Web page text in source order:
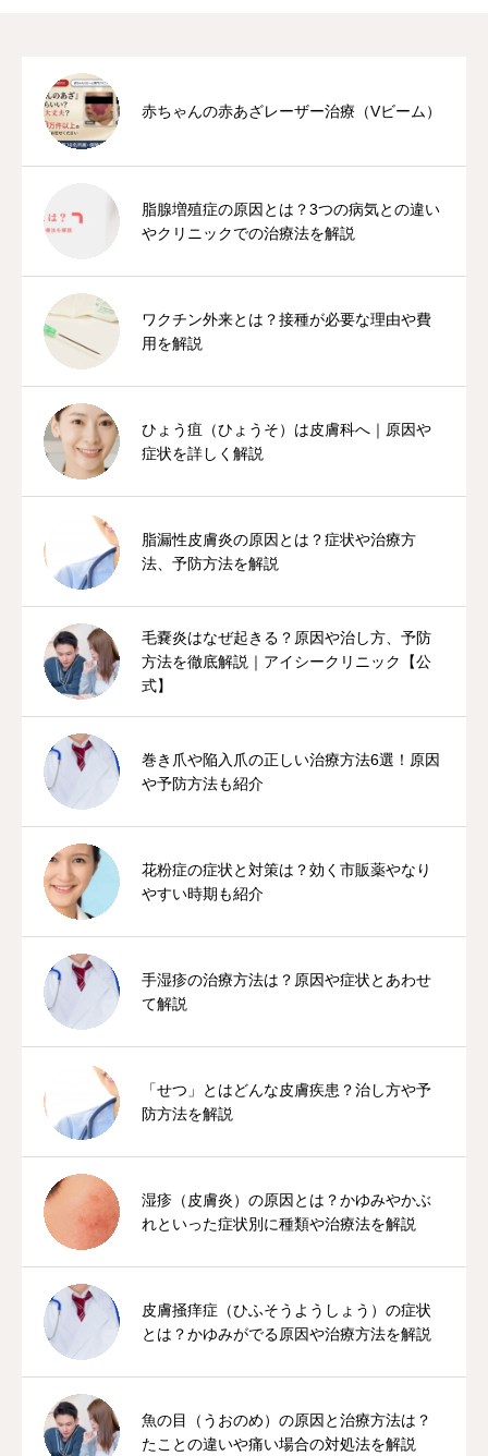
赤ちゃんの赤あざレーザー治療（Vビーム）
脂腺増殖症の原因とは？3つの病気との違い
やクリニックでの治療法を解説
ワクチン外来とは？接種が必要な理由や費
用を解説
ひょう疽（ひょうそ）は皮膚科へ｜原因や
症状を詳しく解説
脂漏性皮膚炎の原因とは？症状や治療方
法、予防方法を解説
毛嚢炎はなぜ起きる？原因や治し方、予防
方法を徹底解説｜アイシークリニック【公
式】
巻き爪や陥入爪の正しい治療方法6選！原因
や予防方法も紹介
花粉症の症状と対策は？効く市販薬やなり
やすい時期も紹介
手湿疹の治療方法は？原因や症状とあわせ
て解説
「せつ」とはどんな皮膚疾患？治し方や予
防方法を解説
湿疹（皮膚炎）の原因とは？かゆみやかぶ
れといった症状別に種類や治療法を解説
皮膚掻痒症（ひふそうようしょう）の症状
とは？かゆみがでる原因や治療方法を解説
魚の目（うおのめ）の原因と治療方法は？
たことの違いや痛い場合の対処法を解説